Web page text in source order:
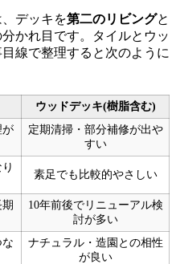
デッキを第二のリビングと
かれ目です。タイルとウッ
線で整理すると次のように
ウッドデッキ(樹脂含む)
が
定期清掃・部分補修が出や
すい
素足でも比較的やさしい
10年前後でリニューアル検
討が多い
ナチュラル・造園との相性
が良い